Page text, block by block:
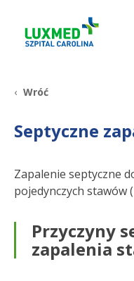
+48 22 35
Wróć
Septyczne
Zapalenie septyczne
pojedynczych stawów
Przyczyny
zapalenia